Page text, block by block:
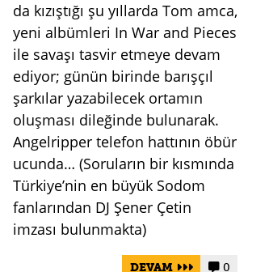
da kızıştığı şu yıllarda Tom amca,
yeni albümleri In War and Pieces
ile savaşı tasvir etmeye devam
ediyor; günün birinde barışçıl
şarkılar yazabilecek ortamın
oluşması dileğinde bulunarak.
Angelripper telefon hattının öbür
ucunda… (Soruların bir kısmında
Türkiye’nin en büyük Sodom
fanlarından DJ Şener Çetin
imzası bulunmakta)
DEVAM   0